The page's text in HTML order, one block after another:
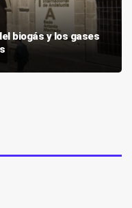
biogás y los gases